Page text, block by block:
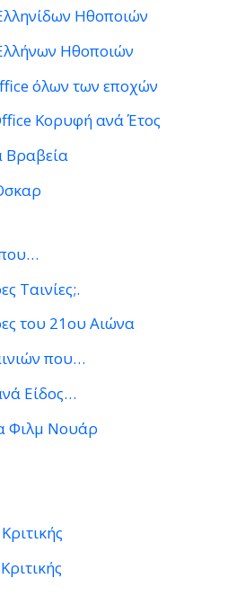
Ηθοποιών
Ηθοποιών
όλων των εποχών
Κορυφή ανά Έτος
Βραβεία
Ταινίες;.
του 21ου Αιώνα
που…
Είδος…
Φιλμ Νουάρ